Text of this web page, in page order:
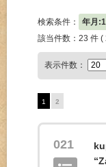
検索条件：
年月
該当件数：23 件 (
表示件数：
1 2
021